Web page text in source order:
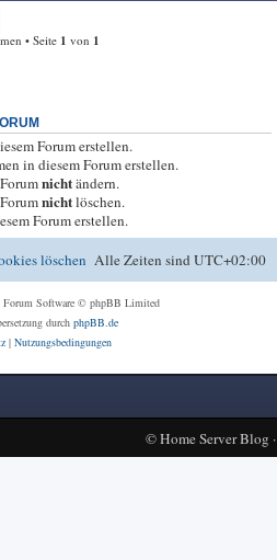
• Seite 1 von 1
Forum erstellen.
in diesem Forum erstellen.
nichtändern.
nichtlöschen.
Forum erstellen.
Alle Zeiten sindUTC+02:00
löschen
Software © phpBB Limited
durch phpBB.de
| Nutzungsbedingungen
©Home Server Blog